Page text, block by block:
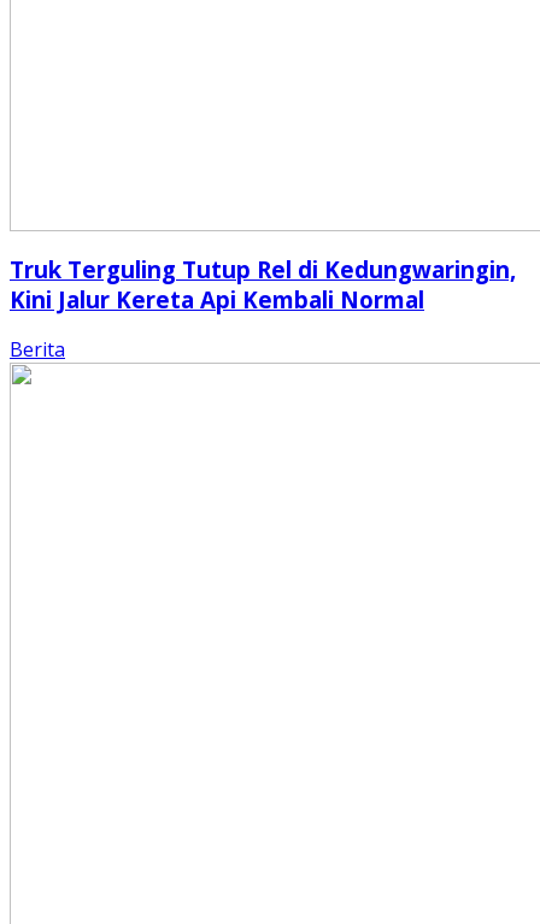
Truk Terguling Tutup Rel di Kedungwaringin,
Kini Jalur Kereta Api Kembali Normal
Berita